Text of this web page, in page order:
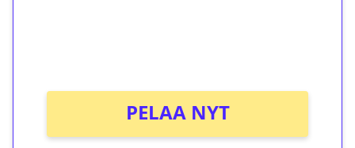
PELAA NYT